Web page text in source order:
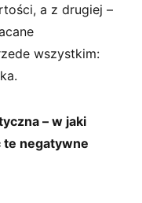
a z drugiej –
wszystkim:
– w jaki
te negatywne